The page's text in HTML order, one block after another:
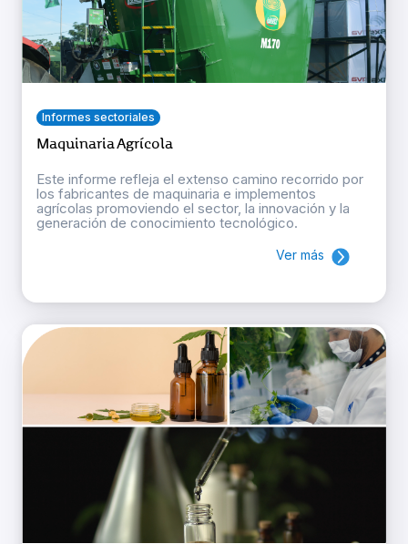
Informes sectoriales
Maquinaria Agrícola
Este informe refleja el extenso camino recorrido por
los fabricantes de maquinaria e implementos
agrícolas promoviendo el sector, la innovación y la
generación de conocimiento tecnológico.
Ver más